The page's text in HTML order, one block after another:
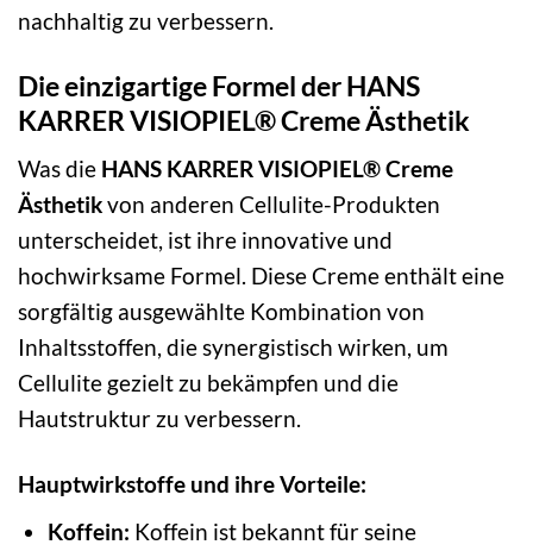
nachhaltig zu verbessern.
Die einzigartige Formel der HANS
KARRER VISIOPIEL® Creme Ästhetik
Was die HANS KARRER VISIOPIEL® Creme
Ästhetikvon anderen Cellulite-Produkten
unterscheidet, ist ihre innovative und
hochwirksame Formel. Diese Creme enthält eine
sorgfältig ausgewählte Kombination von
Inhaltsstoffen, die synergistisch wirken, um
Cellulite gezielt zu bekämpfen und die
Hautstruktur zu verbessern.
Hauptwirkstoffe und ihre Vorteile:
Koffein: Koffein ist bekannt für seine